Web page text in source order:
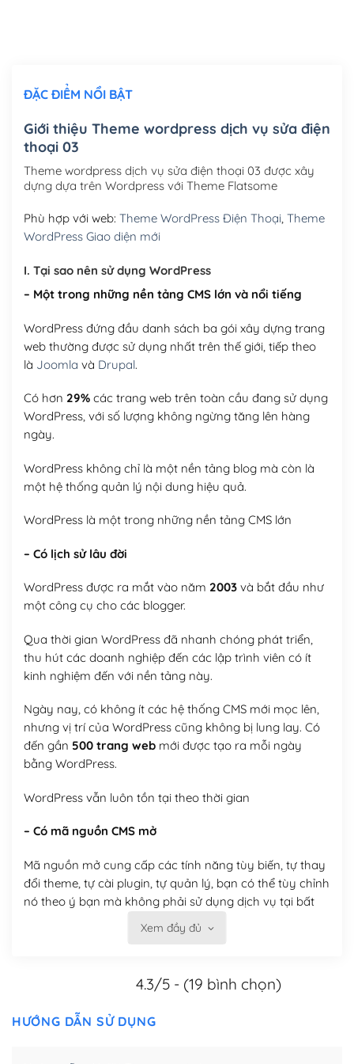
Mua thêm Host + Tên miền
Tên miền quốc tế .com .net .org (1 năm)
(+300,000₫)
Tên miền Việt Nam .vn (1 năm)
Hosting 2GB SSD (1 năm)(+450,000₫)
Hosting 3GB SSD (1 năm)(+550,000₫)
Hosting 5GB SSD (1 năm)
Hosting 8GB SSD (1 năm) (+950,000₫)
ĐẶC ĐIỂM NỔI BẬT
Giới thiệu Theme wordpress dịch vụ sửa điện
thoại 03
Theme wordpress dịch vụ sửa điện thoại 03 được xây
dựng dựa trên Wordpress với Theme Flatsome
Phù hợp với web: Theme WordPress Điện Thoại, Theme
WordPress Giao diện mới
I. Tại sao nên sử dụng WordPress
– Một trong những nền tảng CMS lớn và nổi tiếng
WordPress đứng đầu danh sách ba gói xây dựng trang
web thường được sử dụng nhất trên thế giới, tiếp theo
là Joomla và Drupal.
Có hơn 29%các trang web trên toàn cầu đang sử dụng
WordPress, với số lượng không ngừng tăng lên hàng
ngày.
WordPress không chỉ là một nền tảng blog mà còn là
một hệ thống quản lý nội dung hiệu quả.
WordPress là một trong những nền tảng CMS lớn
– Có lịch sử lâu đời
WordPress được ra mắt vào năm 2003và bắt đầu như
một công cụ cho các blogger.
Qua thời gian WordPress đã nhanh chóng phát triển,
thu hút các doanh nghiệp đến các lập trình viên có ít
kinh nghiệm đến với nền tảng này.
Ngày nay, có không ít các hệ thống CMS mới mọc lên,
nhưng vị trí của WordPress cũng không bị lung lay. Có
đến gần 500 trang webmới được tạo ra mỗi ngày
bằng WordPress.
WordPress vẫn luôn tồn tại theo thời gian
– Có mã nguồn CMS mở
Mã nguồn mở cung cấp các tính năng tùy biến, tự thay
đổi theme, tự cài plugin, tự quản lý, bạn có thể tùy chỉnh
nó theo ý bạn mà không phải sử dụng dịch vụ tại bất
Xem đầy đủ
4.3/5 - (19 bình chọn)
HƯỚNG DẪN SỬ DỤNG